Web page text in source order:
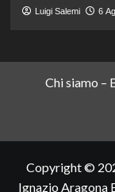
Luigi Salemi 6
Chi siamo –
Copyright ©
Ignazio Aragona